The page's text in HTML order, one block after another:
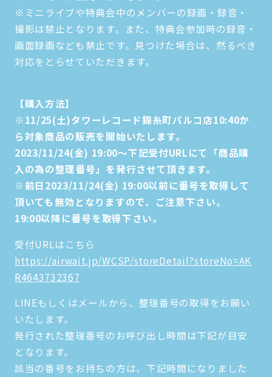
※ミニライブや特典会中のメンバーの録画・録音・
撮影は禁止となります。また、特典会参加時の録音・
画面録画なども禁止です。見つけた場合は、然るべき
対応をとらせていただきます。
【購入方法】
※11/25(土)タワーレコード錦糸町パルコ店10:40か
ら対象商品の販売を開始いたします。
2023/11/24(金) 19:00～下記受付URLにて「商品購
入の為の整理番号」を発行させて頂きます。
※前日2023/11/24(金) 19:00以前に番号を取得して
頂いても無効となりますので、ご注意下さい。
19:00以降に番号を取得下さい。
受付URLはこちら
https://airwait.jp/WCSP/storeDetail?storeNo=AK
R4643732367
LINEもしくはメールから、整理番号の取得をお願い
いたします。
発行された整理番号のお呼び出し時間は下記が目安
となります。
該当の番号をお持ちの方は、下記時間になりました